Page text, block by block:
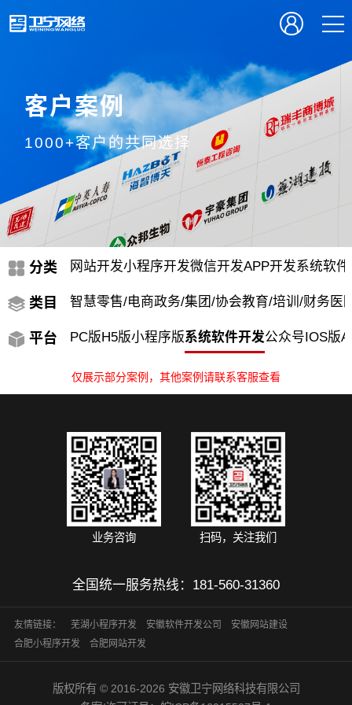
客户案例
1000+客户的共同选择
分类 网站开发小程序开发微信开发APP开发系统软
类目 智慧零售/电商政务/集团/协会教育/培训/财务 医
平台 PC版H5版小程序版系统软件开发公众号IOS版
仅展示部分案例，其他案例请联系客服查看
业务咨询 扫码，关注我们
全国统一服务热线： 181-560-31360
友情链接： 芜湖小程序开发 安徽软件开发公司
安徽网站建设
合肥小程序开发
合肥网站开发
版权所有 © 2016-2026 安徽卫宁网络科技有限公司